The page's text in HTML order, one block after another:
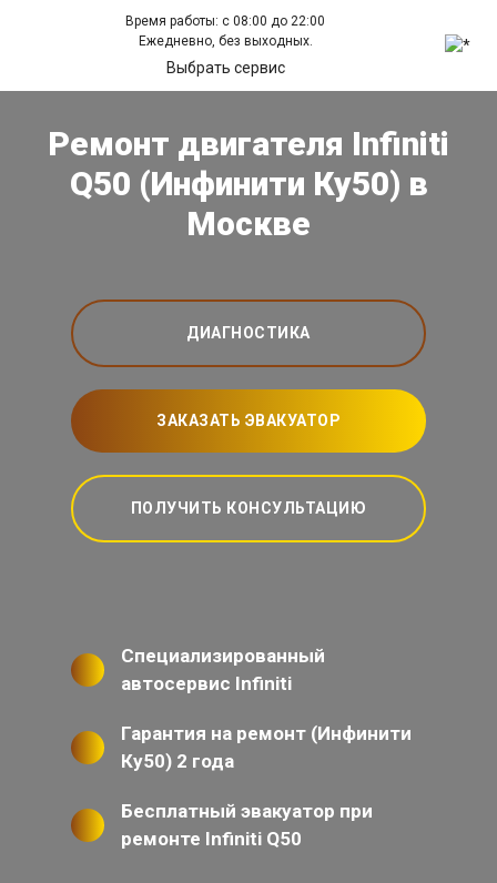
Время работы: с 08:00 до 22:00
Ежедневно, без выходных.
Выбрать сервис
Ремонт двигателя Infiniti
Q50 (Инфинити Ку50) в
Москве
ДИАГНОСТИКА
ЗАКАЗАТЬ ЭВАКУАТОР
ПОЛУЧИТЬ КОНСУЛЬТАЦИЮ
Специализированный
автосервис Infiniti
Гарантия на ремонт (Инфинити
Ку50) 2 года
Бесплатный эвакуатор при
ремонте Infiniti Q50